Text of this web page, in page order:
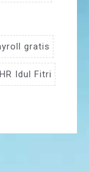
gratis
Idul Fitri